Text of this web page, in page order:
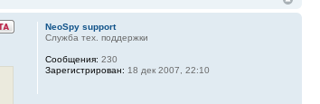
NeoSpy support
Служба тех. поддержки
Сообщения: 230
Зарегистрирован: 18 дек 2007, 22:10